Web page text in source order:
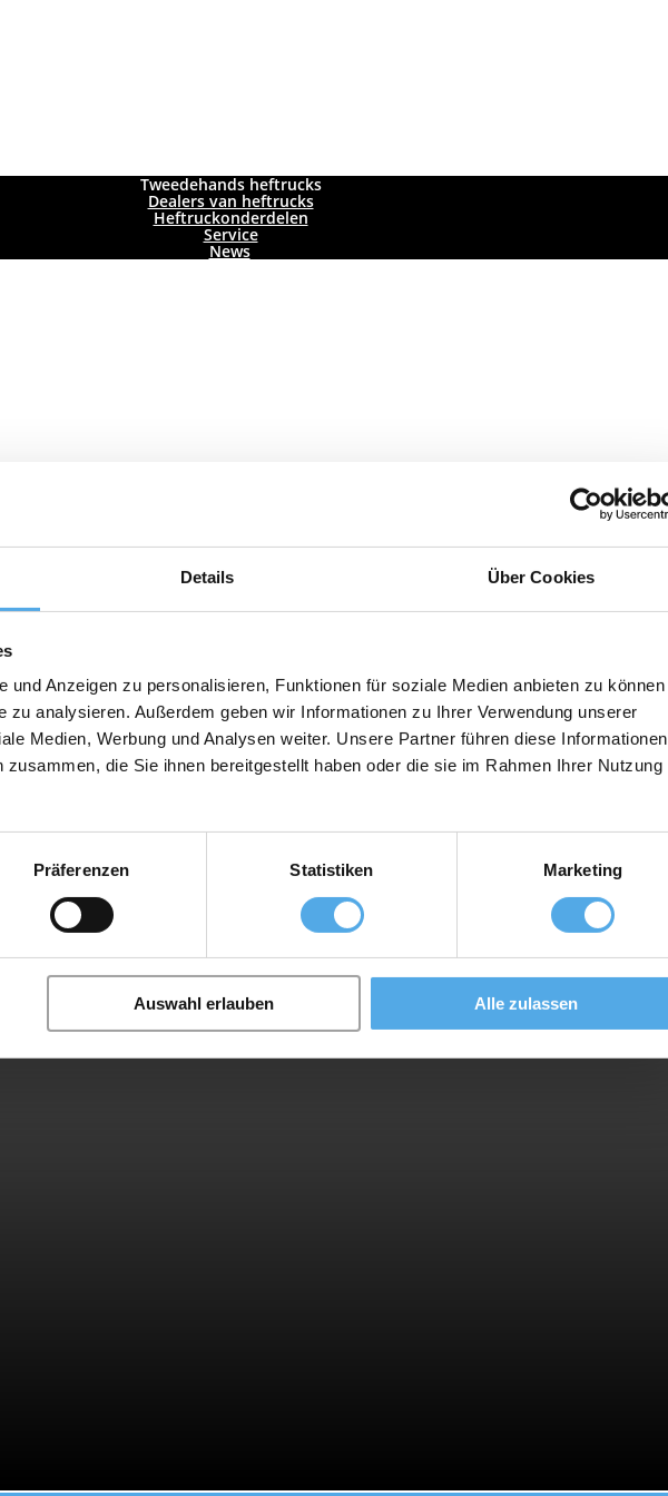
Details Über Cookies
und Anzeigen zu personalisieren, Funktionen für soziale Medien anbieten zu können
zu analysieren. Außerdem geben wir Informationen zu Ihrer Verwendung unserer
Medien, Werbung und Analysen weiter. Unsere Partner führen diese Informationen
die Sie ihnen bereitgestellt haben oder die sie im Rahmen Ihrer Nutzung
Präferenzen Statistiken Marketing
Auswahl erlauben Alle zulassen
Tweedehands heftrucks
Dealers van heftrucks
Heftruckonderdelen
Service
News
uitrusting